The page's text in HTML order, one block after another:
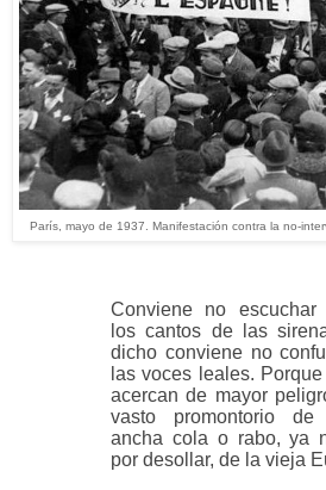
París, mayo de 1937. Manifestación contra la no-
Conviene no escuchar
los cantos de las
dicho conviene no
las voces leales.
acercan de mayor
vasto promontorio de
ancha cola o rabo, ya
por desollar, de la vieja